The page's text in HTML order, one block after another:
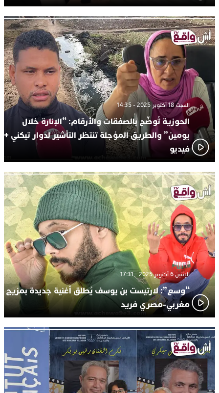
السبت 18 أكتوبر 2025 - 14:35
الحوزية تُوضّح بالصفقات والأرقام: “الإنارة خلال
يومين” والطريق المؤجلة تنتظر التأشير لدوار تيكني +
فيديو
الإثنين 6 أكتوبر 2025 - 17:31
“وسع”: لارتيست بن يوسف يُطلق أغنية جديدة بمزيج
مغربي-مصري فريد